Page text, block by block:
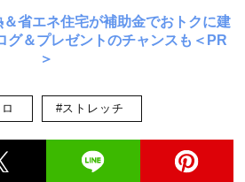
省エネ住宅が補助金でおトクに建
グ＆プレゼントのチャンスも＜PR
＞
#ストレッチ